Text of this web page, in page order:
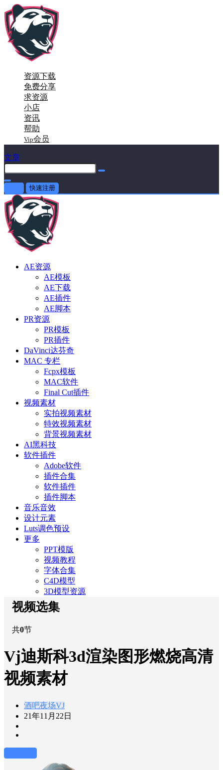
资源下载
免费分享
求资源
小店
资讯
帮助
Vip会员
文章
快速注册
AE资源
AE模板
AE下载
AE插件
AE脚本
PR资源
PR模板
PR插件
DaVinci达芬奇
MAC 专栏
Fcpx模板
MAC软件
Final Cut插件
视频素材
实拍视频素材
特效视频素材
背景视频素材
AI黑科技
软件插件
Adobe软件
插件合集
软件插件
插件脚本
音乐音效
设计元素
Luts调色预设
更多
PPT模版
视频教程
字体合集
C4D模型
3D模型资源
视频选集
共0节
Vj迪斯科3d渲染图形燃烧高清
视频素材
酒吧夜场VJ
21年11月22日